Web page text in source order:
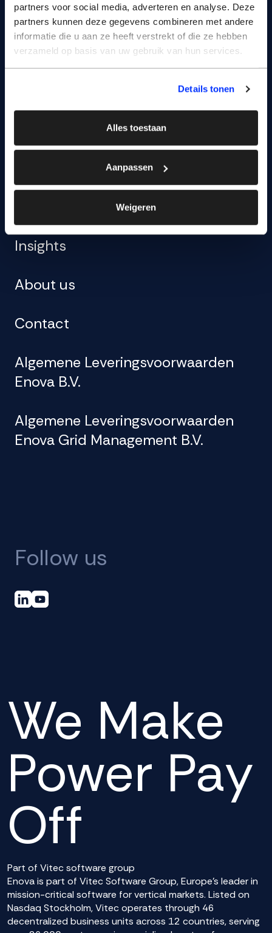
partners voor social media, adverteren en analyse. Deze
partners kunnen deze gegevens combineren met andere
informatie die u aan ze heeft verstrekt of die ze hebben
verzameld op basis van uw gebruik van hun services.
Details tonen
Alles toestaan
Aanpassen
Weigeren
Multi-Site Facilities
Utilities
Insights
About us
Contact
Algemene Leveringsvoorwaarden
Enova B.V.
Algemene Leveringsvoorwaarden
Enova Grid Management B.V.
Follow us
We Make
Power Pay
Off
Part of Vitec software group
Enova is part of Vitec Software Group, Europe’s leader in
mission-critical software for vertical markets. Listed on
Nasdaq Stockholm, Vitec operates through 46
decentralized business units across 12 countries, serving